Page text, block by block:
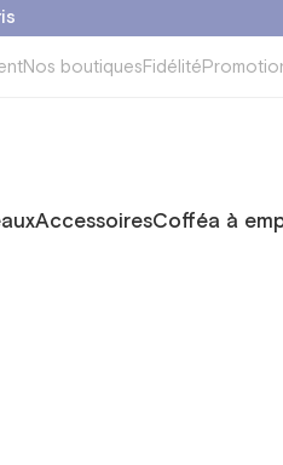
Nos boutiquesFidélité
AccessoiresCofféa à